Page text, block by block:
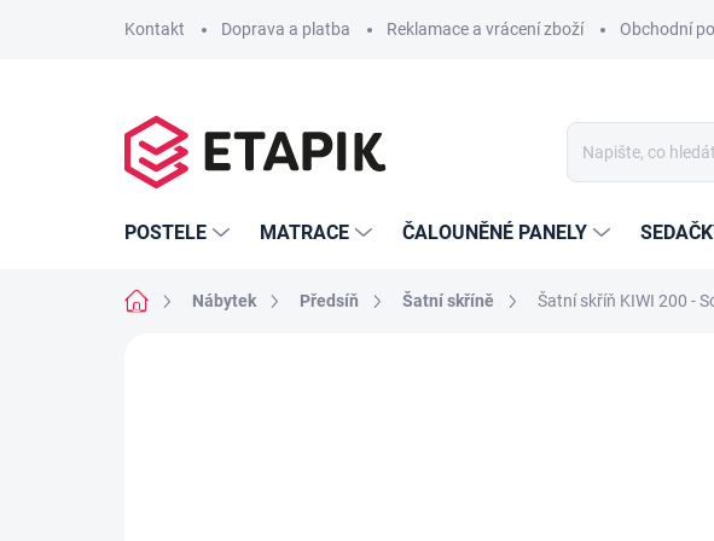
Kontakt Doprava a platba Reklamace a vrácení zboží Obchodní
POSTELE MATRACE ČALOUNĚNÉ PANELY
Domů Nábytek Předsíň Šatní skříně Šatní skříň KIWI 200 -